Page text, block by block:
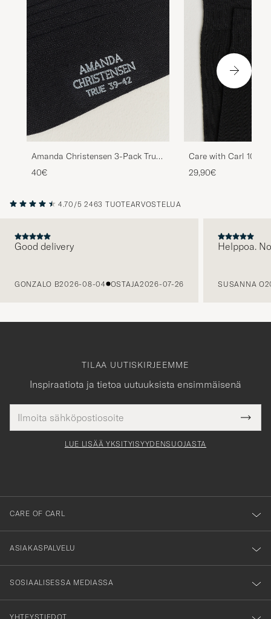
Amanda Christensen 3-Pack True
Cotton Ribbed Socks Black
40€
Care with Carl 10-
Cotton Socks BLACK
29,90€
4.70/5 2463 TUOTEARVOSTELUA
Good delivery
GONZALO B2026-08-04 OSTAJA2026-07-26
Helppoa.
SUSANNA O
TILAA UUTISKIRJEEMME
Inspiraatiota ja tietoa uutuuksista ensimmäisenä
tieto
Tack
för
dig
till
vårt
nyhetsbrev!
LUE LISÄÄ YKSITYISYYDENSUOJASTA
CARE OF CARL
ASIAKASPALVELU
SOSIAALISESSA MEDIASSA
YHTEYSTIEDOT